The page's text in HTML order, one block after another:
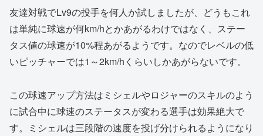
友達対戦でLv9の投手を何人か試しましたが、どうもこれ
は単純に球速が何km/hとかあがるわけではなく、ステー
タス値の球速が10%程あがるようです。なのでレベルの低
いピッチャーでは1～2km/hくらいしかあがらないです。
この球速アップ方法はミシェルやロジャーのスキルのよう
に試合中に球速のステータスが変わる選手は効果絶大で
す。ミシェルは三段階の速度を投げ分けられるようになり